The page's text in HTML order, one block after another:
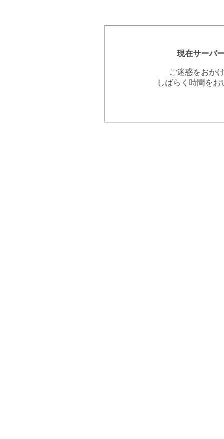
現在サーバ
ご迷惑をおか
しばらく時間を